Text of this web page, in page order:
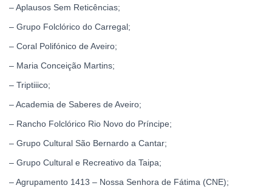
– Aplausos Sem Reticências;
– Grupo Folclórico do Carregal;
– Coral Polifónico de Aveiro;
– Maria Conceição Martins;
– Triptiiico;
– Academia de Saberes de Aveiro;
– Rancho Folclórico Rio Novo do Príncipe;
– Grupo Cultural São Bernardo a Cantar;
– Grupo Cultural e Recreativo da Taipa;
– Agrupamento 1413 – Nossa Senhora de Fátima (CNE);